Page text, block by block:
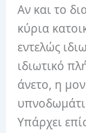
Αν και το
κύρια
εντελώς
ιδιωτικό
άνετο, η
Υπάρχει